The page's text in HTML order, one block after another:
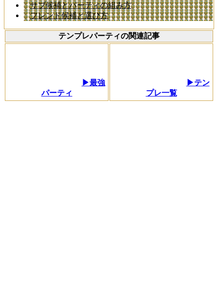
サブ候補とパーティの組み方
フレンド候補と選び方
テンプレパーティの関連記事
▶最強
パーティ
▶テン
プレ一覧